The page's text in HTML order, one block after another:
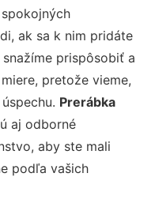
ak sa k nim pridáte
prispôsobiť a
pretože vieme,
Prerábka
aj odborné
aby ste mali
podľa vašich